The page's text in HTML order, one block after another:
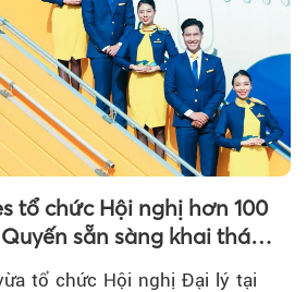
tổ chức Hội nghị hơn 100
sẵn sàng khai thác
TP.HCM - Thâm Quyến
tổ chức Hội nghị Đại lý tại